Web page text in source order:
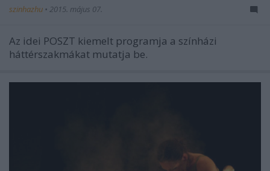
szinhazhu • 2015. május 07.
Az idei POSZT kiemelt programja a színházi
háttérszakmákat mutatja be.